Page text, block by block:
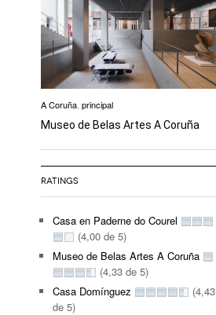
A Coruña principal
Museo de Belas Artes A Coruña
RATINGS
Casa en Paderne do Courel
(4,00 de 5)
Museo de Belas Artes A Coruña
(4,33 de 5)
Casa Domínguez
(4,43
de 5)